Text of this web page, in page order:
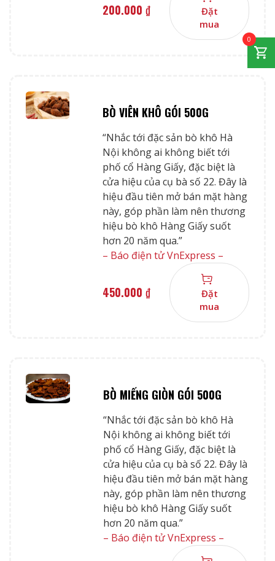
200.000 ₫
Đặt
mua
BÒ VIÊN KHÔ GÓI 500G
“Nhắc tới đặc sản bò khô Hà
Nội không ai không biết tới
phố cổ Hàng Giấy, đặc biệt là
cửa hiệu của cụ bà số 22. Đây là
hiệu đầu tiên mở bán mặt hàng
này, góp phần làm nên thương
hiệu bò khô Hàng Giấy suốt
hơn 20 năm qua.”
– Báo điện tử VnExpress –
450.000 ₫
Đặt
mua
BÒ MIẾNG GIÒN GÓI 500G
“Nhắc tới đặc sản bò khô Hà
Nội không ai không biết tới
phố cổ Hàng Giấy, đặc biệt là
cửa hiệu của cụ bà số 22. Đây là
hiệu đầu tiên mở bán mặt hàng
này, góp phần làm nên thương
hiệu bò khô Hàng Giấy suốt
hơn 20 năm qua.”
– Báo điện tử VnExpress –
0